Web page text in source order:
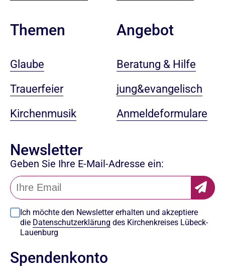
Themen
Glaube
Trauerfeier
Kirchenmusik
Angebot
Beratung & Hilfe
jung&evangelisch
Anmeldeformulare
Newsletter
Geben Sie Ihre E-Mail-Adresse ein:
Ich möchte den Newsletter erhalten und akzeptiere
die Datenschutzerklärung des Kirchenkreises Lübeck-
Lauenburg
Spendenkonto